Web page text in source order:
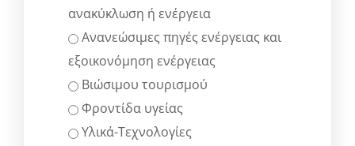
ανακύκλωση ή ενέργεια
Ανανεώσιμες πηγές ενέργειας και
εξοικονόμηση ενέργειας
Βιώσιμου τουρισμού
Φροντίδα υγείας
Υλικά-Τεχνολογίες